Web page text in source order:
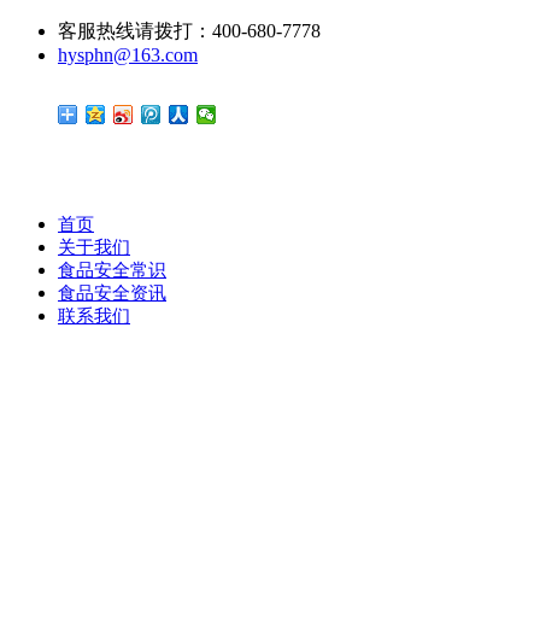
客服热线请拨打：400-680-7778
hysphn@163.com
首页
关于我们
食品安全常识
食品安全资讯
联系我们